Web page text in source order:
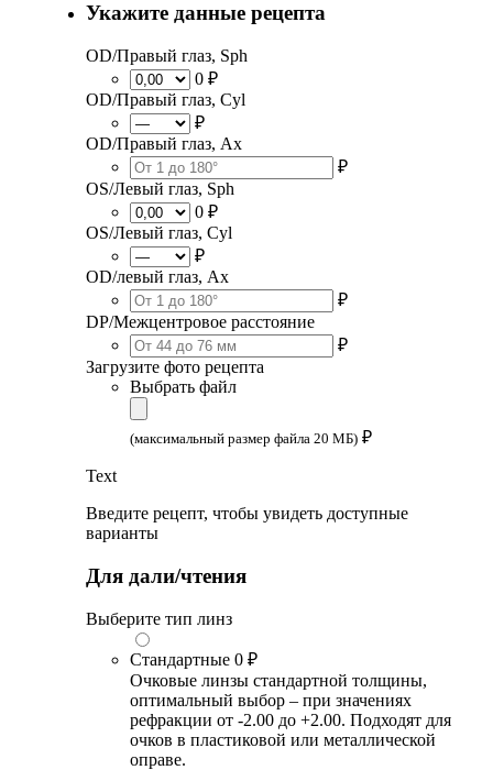
Укажите данные рецепта
OD/Правый глаз, Sph
0 ₽
OD/Правый глаз, Cyl
₽
OD/Правый глаз, Ax
₽
OS/Левый глаз, Sph
0 ₽
OS/Левый глаз, Cyl
₽
OD/левый глаз, Ax
₽
DP/Межцентровое расстояние
₽
Загрузите фото рецепта
Выбрать файл
(максимальный размер файла 20 МБ) ₽
Text
Введите рецепт, чтобы увидеть доступные
варианты
Для дали/чтения
Выберите тип линз
Стандартные 0 ₽
Очковые линзы стандартной толщины,
оптимальный выбор – при значениях
рефракции от -2.00 до +2.00. Подходят для
очков в пластиковой или металлической
оправе.